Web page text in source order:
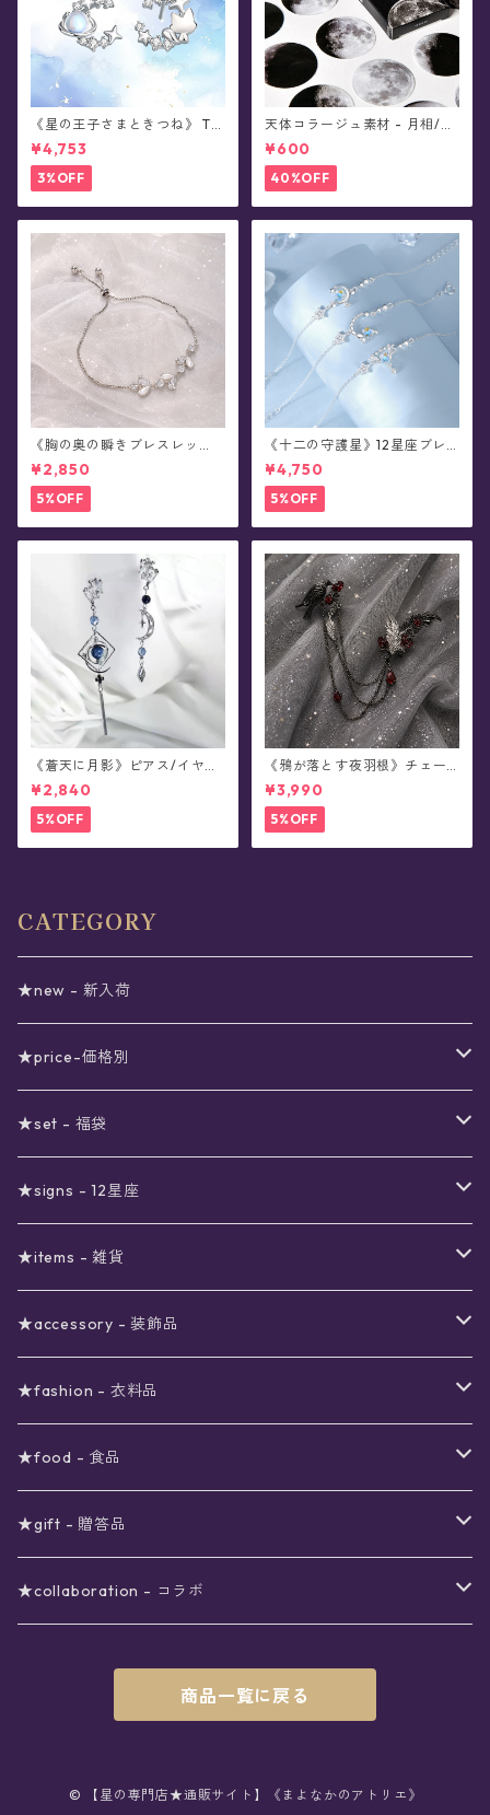
《星の王子さまときつね》 Th
e Little Prince 星と結ぶ絆 シ
ルバーピアス/イヤリング
¥4,753
3%OFF
天体コラージュ素材 - 月相/フ
レークシール(45枚入)
¥600
40%OFF
《胸の奥の瞬きブレスレッ
ト》ブレスレット(全2色)
¥2,850
5%OFF
《十二の守護星》12星座ブレ
スレット
¥4,750
5%OFF
《蒼天に月影》ピアス/イヤリ
ング
¥2,840
5%OFF
《鴉が落とす夜羽根》チェー
ンブローチ/襟ブローチ
¥3,990
5%OFF
CATEGORY
★new - 新入荷
★price-価格別
セール
真夜中のSALE
予約限定SALE
〜1000円
〜2000円
〜3000円
〜4000円
〜5000円
〜6000円
〜7000円
〜10000円
★set - 福袋
12星座福袋
星の市福袋
★signs - 12星座
12星座ギフトセット
★items - 雑貨
ステーショナリー
ギフトボックス
ノート
メイクアップ
ネイルカラー
アロマスプレー
ポーチ
夜空の星月
扇子(うちわ)
インテリア
キッチン
★accessory - 装飾品
ピアス
星
月
イヤリング
星
月
ネックレス
星
チョーカー
ブレスレット
ブローチ
★fashion - 衣料品
ワンピース
スター
フラワー
トップス
ブラウス
ボトムス
レックウォーマー
ショルダー
★food - 食品
珈琲
紅茶
prologue passage
★gift - 贈答品
ラッピング用オプション
バレンタインギフト
母の日ギフト
★collaboration - コラボ
Stellatium(姉妹店委託)
JUNK FOOD OPERA
MOON BEAR(姉妹店委託)
商品一覧に戻る
© 【星の専門店★通販サイト】《まよなかのアトリエ》